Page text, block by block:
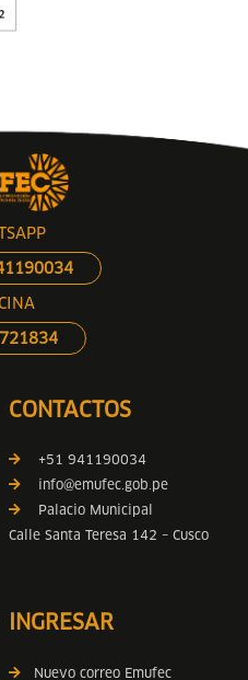
CONTACTOS
+51 941190034
info@emufec.gob.pe
Palacio Municipal
Calle Santa Teresa 142 – Cusco
INGRESAR
Nuevo correo Emufec